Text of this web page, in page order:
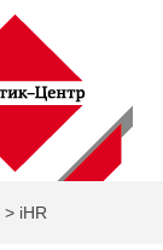
> iHR